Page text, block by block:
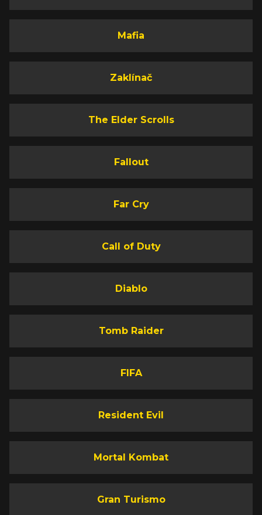
Mafia
Zaklínač
The Elder Scrolls
Fallout
Far Cry
Call of Duty
Diablo
Tomb Raider
FIFA
Resident Evil
Mortal Kombat
Gran Turismo